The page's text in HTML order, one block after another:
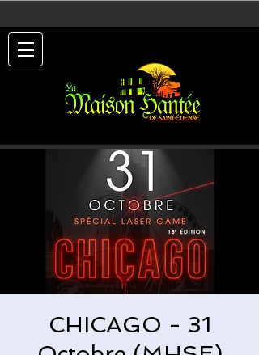
CHICAGO - 31